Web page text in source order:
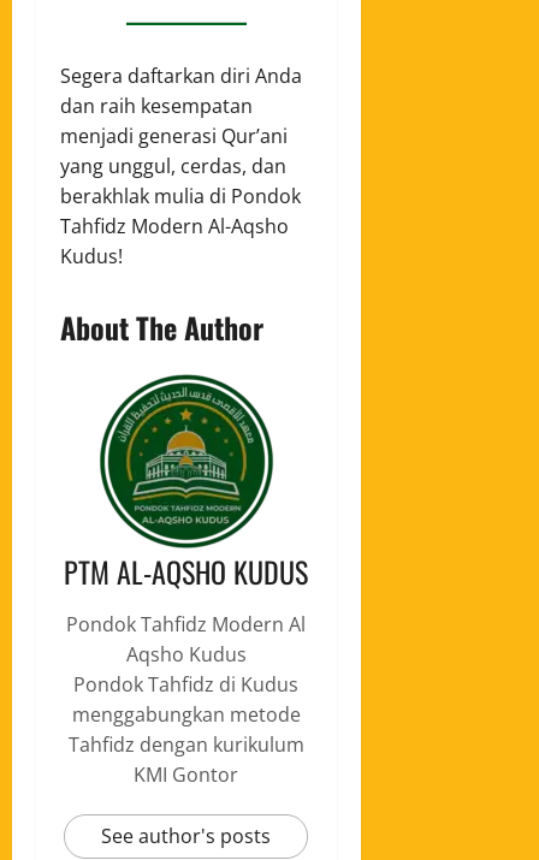
Segera daftarkan diri Anda
dan raih kesempatan
menjadi generasi Qur’ani
yang unggul, cerdas, dan
berakhlak mulia di Pondok
Tahfidz Modern Al-Aqsho
Kudus!
About The Author
PTM AL-AQSHO KUDUS
Pondok Tahfidz Modern Al
Aqsho Kudus
Pondok Tahfidz di Kudus
menggabungkan metode
Tahfidz dengan kurikulum
KMI Gontor
See author's posts